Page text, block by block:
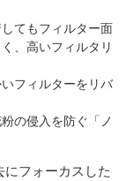
てもフィルター面
、高いフィルタリ
フィルターをリバ
の侵入を防ぐ「ノ
フォーカスした